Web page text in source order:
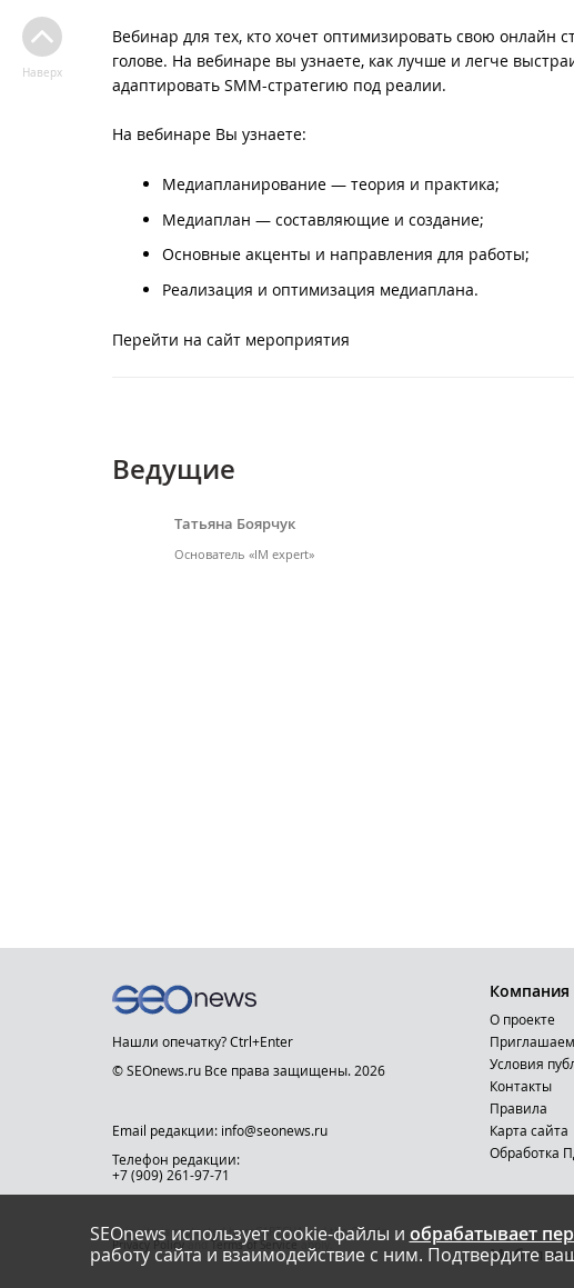
Вебинар для тех, кто хочет оптимизировать свою онлайн
голове. На вебинаре вы узнаете, как лучше и легче
адаптировать SMM-стратегию под реалии.
На вебинаре Вы узнаете:
Медиапланирование — теория и практика;
Медиаплан — составляющие и создание;
Основные акценты и направления для работы;
Реализация и оптимизация медиаплана.
Перейти на сайт мероприятия
Ведущие
Татьяна Боярчук
Основатель «IM expert»
Наверх
SEOnews использует cookie-файлы и обрабатывает
работу сайта и взаимодействие с ним. Подтвердите
Нашли опечатку? Ctrl+Enter
© SEOnews.ru Все права защищены. 2026
Email редакции: info@seonews.ru
Телефон редакции:
+7 (909) 261-97-71
This site is protected by reCAPTCHA and the Google
Privacy Policyand Terms of Serviceapply.
Компания
О проекте
Условия
Контакты
Правила
Карта сайта
Обработка